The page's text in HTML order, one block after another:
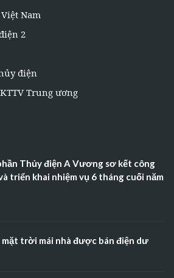
Nam
2
điện
Trung ương
Thủy điện A Vương sơ kết công
triển khai nhiệm vụ 6 tháng cuối năm
trời mái nhà được bán điện dư